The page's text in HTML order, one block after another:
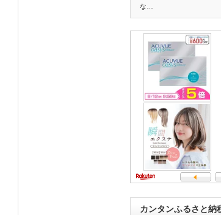
な…
カンタンふるさと納